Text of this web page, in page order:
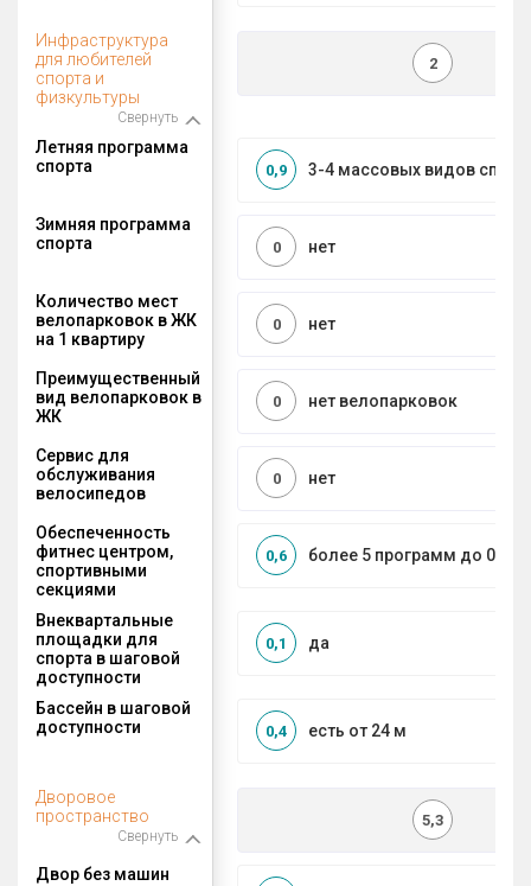
Инфраструктура
для любителей
спорта и
физкультуры
Свернуть
2
Летняя программа
спорта
3-4 массовых видов
0,9
Зимняя программа
спорта
нет
0
Количество мест
велопарковок в ЖК
на 1 квартиру
нет
0
Преимущественный
вид велопарковок в
ЖК
нет велопарковок
0
Сервис для
обслуживания
велосипедов
нет
0
Обеспеченность
фитнес центром,
спортивными
секциями
более 5 программ до 0,5
0,6
Внеквартальные
площадки для
спорта в шаговой
доступности
да
0,1
Бассейн в шаговой
доступности
есть от 24 м
0,4
Дворовое
пространство
Свернуть
5,3
Двор без машин